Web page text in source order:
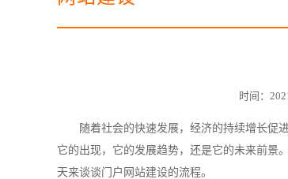
时间：
随着社会的快速发展，经济的持续增长促
它的出现，它的发展趋势，还是它的未来前景
天来谈谈门户 网站建设的流程。